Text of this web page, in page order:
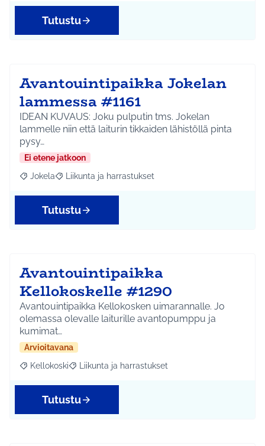
Tutustu
Avantouintipaikka Jokelan
lammessa #1161
IDEAN KUVAUS: Joku pulputin tms. Jokelan
lammelle niin että laiturin tikkaiden lähistöllä pinta
pysy…
Ei etene jatkoon
Rajaa tulokset aihepiirin mukaan: Jokela
Jokela Rajaa tulokset teeman mukaan: Liikunta ja
Liikunta ja harrastukset
Tutustu
Avantouintipaikka
Kellokoskelle #1290
Avantouintipaikka Kellokosken uimarannalle. Jo
olemassa olevalle laiturille avantopumppu ja
kumimat…
Arvioitavana
Rajaa tulokset aihepiirin mukaan: Kellokoski
Kellokoski Rajaa tulokset teeman mukaan: Liikunta ja
Liikunta ja harrastukset
Tutustu